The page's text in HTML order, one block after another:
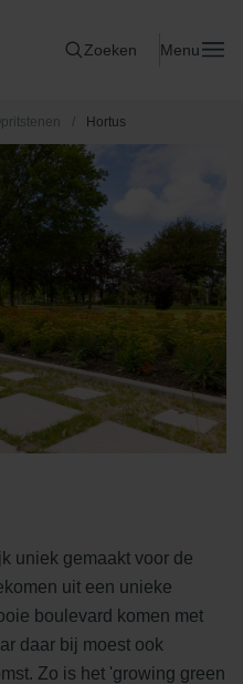
Zoeken Menu
/ Hortus
uniek gemaakt voor de
uit een unieke
boulevard komen met
daar bij moest ook
Zo is het 'growing green